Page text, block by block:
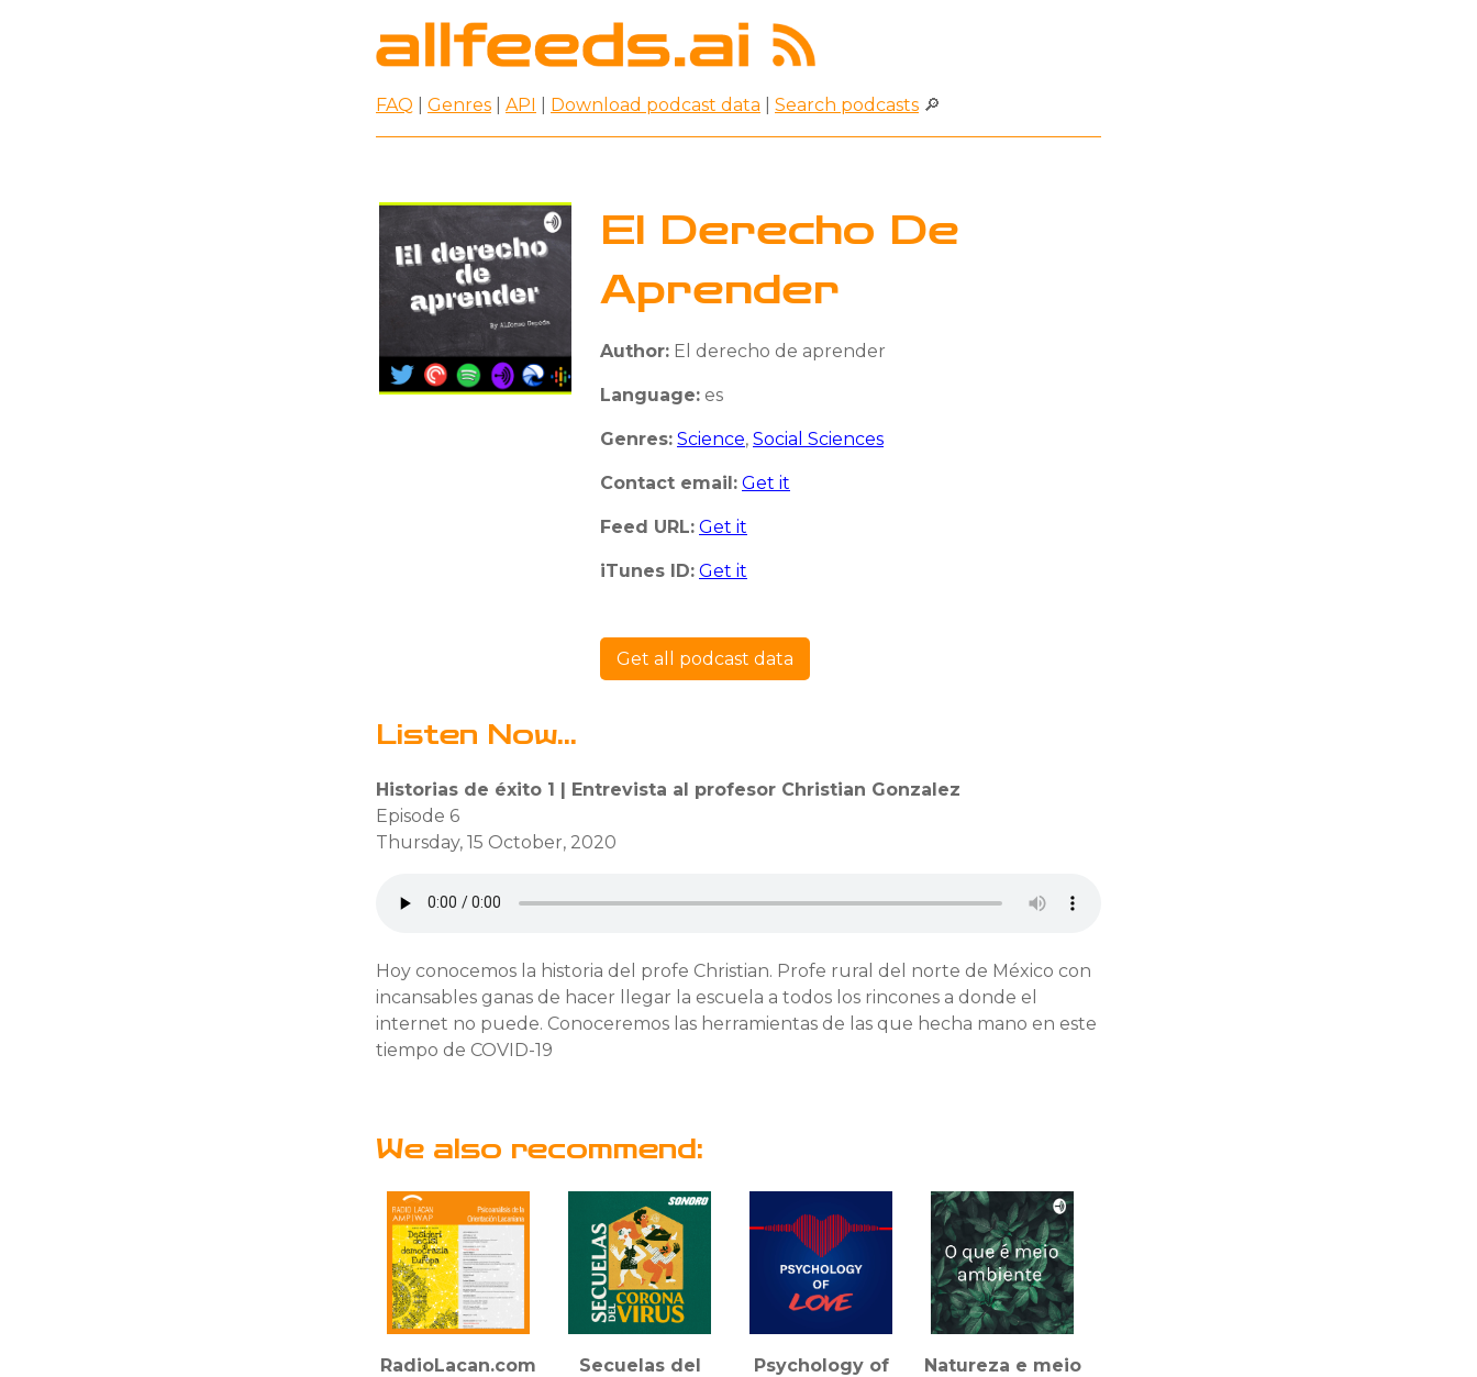
FAQ Genres API Download podcast data Search podcasts 🔎
El Derecho De
Aprender
Author: El derecho de aprender
Language: es
Genres: Science, Social Sciences
Contact email: Get it
Feed URL: Get it
iTunes ID: Get it
Get all podcast data
Listen Now...
Historias de éxito 1 | Entrevista al profesor Christian Gonzalez
Episode 6
Thursday, 15 October, 2020
Hoy conocemos la historia del profe Christian. Profe rural del norte de México con
incansables ganas de hacer llegar la escuela a todos los rincones a donde el
internet no puede. Conoceremos las herramientas de las que hecha mano en este
tiempo de COVID-19
We also recommend:
RadioLacan.com
Secuelas del
Psychology of
Natureza e meio